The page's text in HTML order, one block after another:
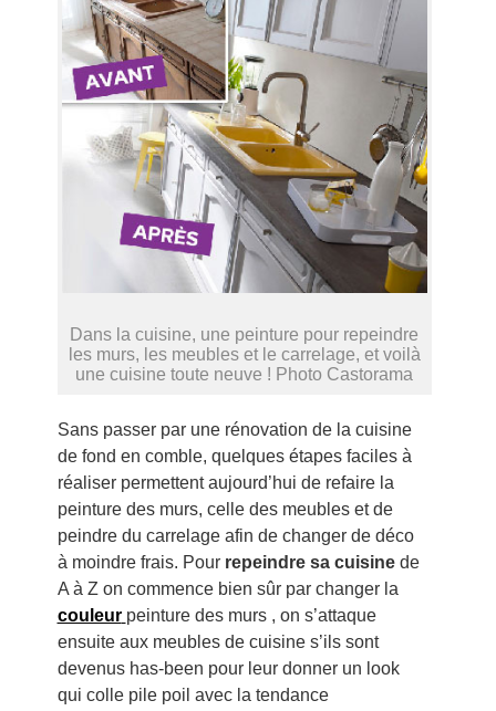
Dans la cuisine, une peinture pour repeindre
les murs, les meubles et le carrelage, et voilà
une cuisine toute neuve ! Photo Castorama
Sans passer par une rénovation de la cuisine
de fond en comble, quelques étapes faciles à
réaliser permettent aujourd’hui de refaire la
peinture des murs, celle des meubles et de
peindre du carrelage afin de changer de déco
à moindre frais. Pour repeindre sa cuisinede
A à Z on commence bien sûr par changer la
couleur peinture des murs , on s’attaque
ensuite aux meubles de cuisine s’ils sont
devenus has-been pour leur donner un look
qui colle pile poil avec la tendance